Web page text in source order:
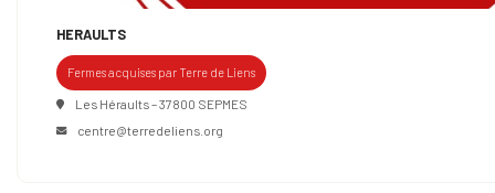
HERAULTS
Fermes acquises par Terre de Liens
Les Héraults – 37800 SEPMES
centre@terredeliens.org